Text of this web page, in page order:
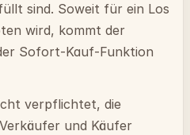
sind. Soweit für ein Los
wird, kommt der
Sofort-Kauf-Funktion
verpflichtet, die
und Käufer